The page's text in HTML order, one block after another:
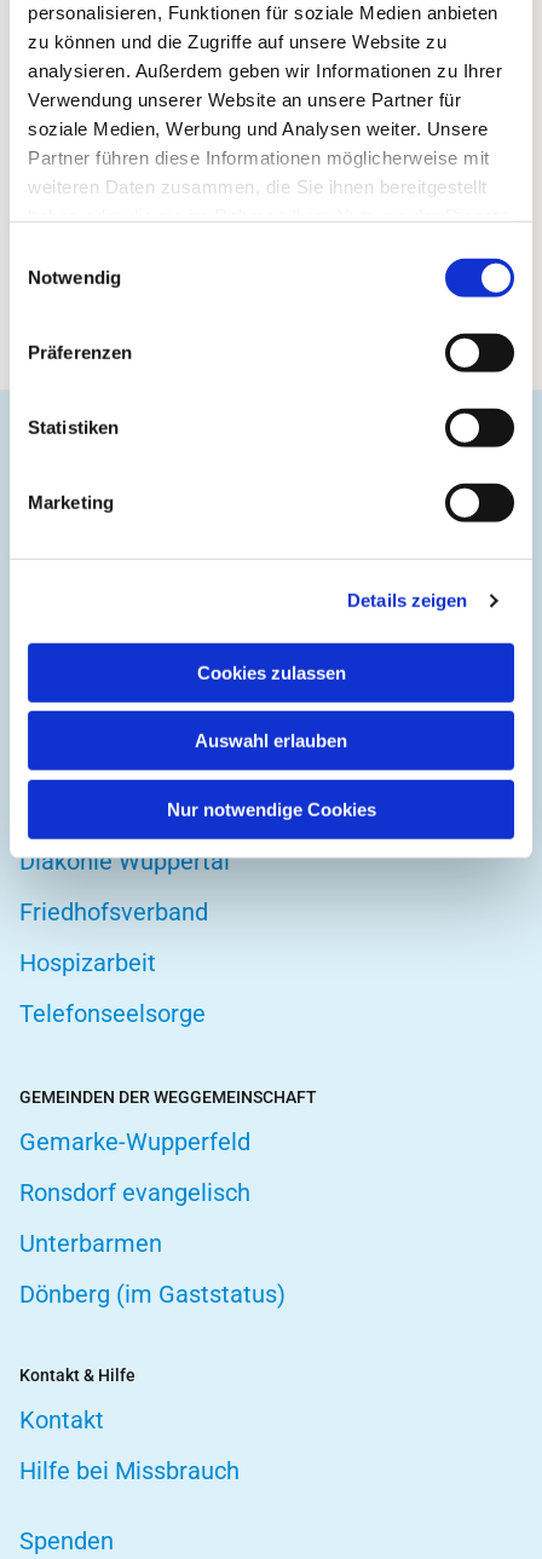
personalisieren, Funktionen für soziale Medien anbieten
zu können und die Zugriffe auf unsere Website zu
analysieren. Außerdem geben wir Informationen zu Ihrer
Verwendung unserer Website an unsere Partner für
soziale Medien, Werbung und Analysen weiter. Unsere
Partner führen diese Informationen möglicherweise mit
weiteren Daten zusammen, die Sie ihnen bereitgestellt
Notwendig
Präferenzen
Statistiken
Marketing
Details zeigen
Cookies zulassen
Auswahl erlauben
Nur notwendige Cookies
Kirchplatz 1
Kirchenkreis Wuppertal
Altenwohnstätte
Diakonie Wuppertal
Friedhofsverband
Hospizarbeit
Telefonseelsorge
GEMEINDEN DER WEGGEMEINSCHAFT
Gemarke-Wupperfeld
Ronsdorf evangelisch
Unterbarmen
Dönberg (im Gaststatus)
Kontakt & Hilfe
Kontakt
Hilfe bei Missbrauch
Spenden